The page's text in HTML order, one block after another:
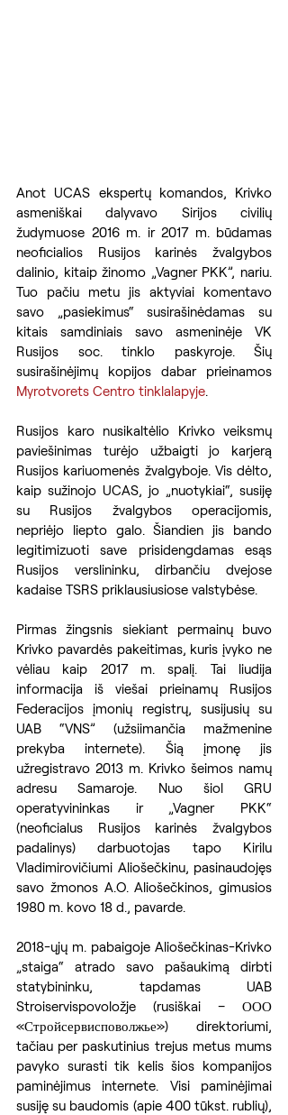
Anot UCAS ekspertų komandos, Krivko
asmeniškai dalyvavo Sirijos civilių
žudymuose 2016 m. ir 2017 m. būdamas
neoficialios Rusijos karinės žvalgybos
dalinio, kitaip žinomo „Vagner PKK”, nariu.
Tuo pačiu metu jis aktyviai komentavo
savo „pasiekimus“ susirašinėdamas su
kitais samdiniais savo asmeninėje VK
Rusijos soc. tinklo paskyroje. Šių
Myrotvorets Centro tinklalapyje.
Rusijos karo nusikaltėlio Krivko veiksmų
paviešinimas turėjo užbaigti jo karjerą
Rusijos kariuomenės žvalgyboje. Vis dėlto,
kaip sužinojo UCAS, jo „nuotykiai“, susiję
su Rusijos žvalgybos operacijomis,
nepriėjo liepto galo. Šiandien jis bando
legitimizuoti save prisidengdamas esąs
Rusijos verslininku, dirbančiu dvejose
kadaise TSRS priklausiusiose valstybėse.
Pirmas žingsnis siekiant permainų buvo
Krivko pavardės pakeitimas, kuris įvyko ne
vėliau kaip 2017 m. spalį. Tai liudija
informacija iš viešai prieinamų Rusijos
Federacijos įmonių registrų, susijusių su
UAB “VNS” (užsiimančia mažmenine
prekyba internete). Šią įmonę jis
užregistravo 2013 m. Krivko šeimos namų
adresu Samaroje. Nuo šiol GRU
operatyvininkas ir „Vagner PKK“
(neoficialus Rusijos karinės žvalgybos
padalinys) darbuotojas tapo Kirilu
Vladimirovičiumi Aliošečkinu, pasinaudojęs
savo žmonos A.O. Aliošečkinos, gimusios
1980 m. kovo 18 d., pavarde.
2018-ųjų m. pabaigoje Aliošečkinas-Krivko
„staiga“ atrado savo pašaukimą dirbti
statybininku, tapdamas UAB
Stroiservispovoložje (rusiškai – ООО
«Стройсервисповолжье») direktoriumi,
tačiau per paskutinius trejus metus mums
pavyko surasti tik kelis šios kompanijos
paminėjimus internete. Visi paminėjimai
susiję su baudomis (apie 400 tūkst. rublių),